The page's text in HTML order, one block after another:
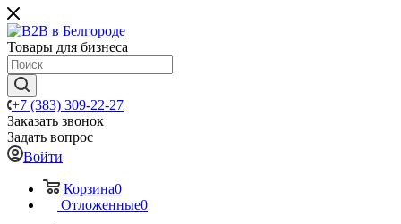
Товары для бизнеса
+7 (383) 309-22-27
Заказать звонок
Задать вопрос
Войти
Корзина0
Отложенные0